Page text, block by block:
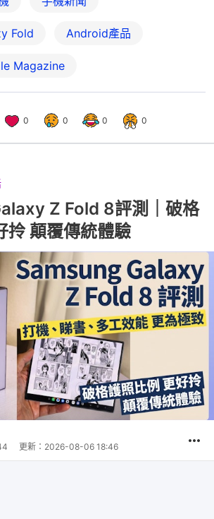
Fold Android產品
Magazine
0 0 0 0
Z Fold 8評測｜破格
拎 顛覆傳統體驗
更新： 2026-08-06 18:46